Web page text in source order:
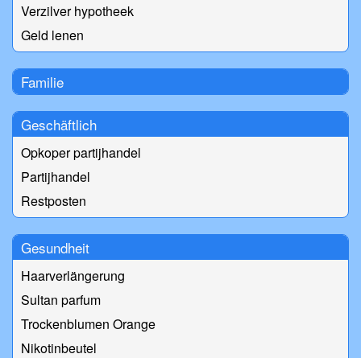
Verzilver hypotheek
Geld lenen
Familie
Geschäftlich
Opkoper partijhandel
Partijhandel
Restposten
Gesundheit
Haarverlängerung
Sultan parfum
Trockenblumen Orange
Nikotinbeutel